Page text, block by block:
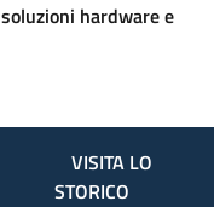
hardware e
VISITA LO
STORICO